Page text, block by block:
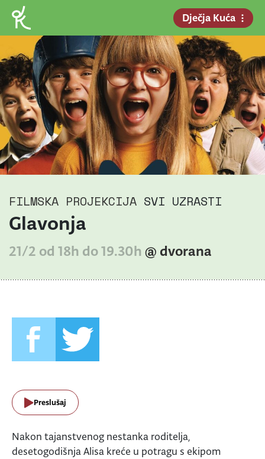
Dječja Kuća
FILMSKA PROJEKCIJA SVI UZRASTI
Glavonja
21/2 od 18h do 19.30h @ dvorana
Preslušaj
Nakon tajanstvenog nestanka roditelja,
desetogodišnja Alisa kreće u potragu s ekipom